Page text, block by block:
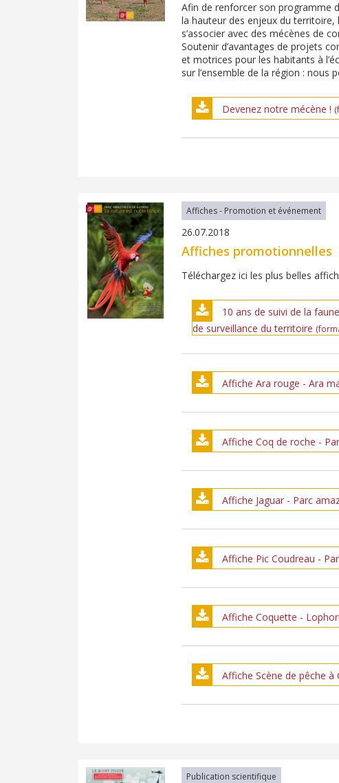
Afin de renforcer son programme
la hauteur des enjeux du
s’associer avec des mécènes de
Soutenir d’avantages de projets
et motrices pour les habitants à
sur l’ensemble de la région : nous
Devenez notre mécène !
Affiches - Promotion et événement
26.07.2018
Affiches promotionnelles
Téléchargez ici les plus belles
10 ans de suivi de la
de surveillance du territoire
Affiche Ara rouge - Ara
Affiche Coq de roche -
Affiche Jaguar - Parc
Affiche Pic Coudreau -
Affiche Coquette -
Affiche Scène de pêche
Publication scientifique